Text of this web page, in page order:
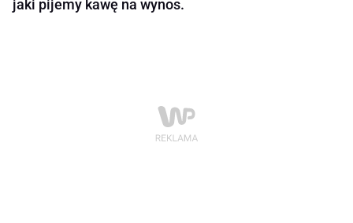
jaki pijemy kawę na wynos.